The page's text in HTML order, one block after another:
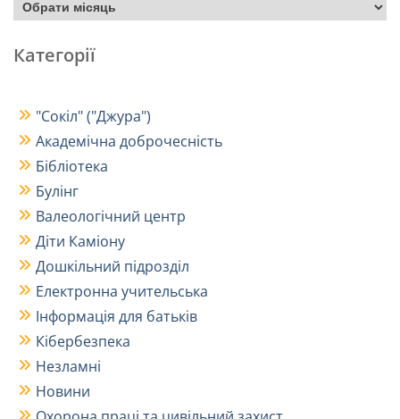
Категорії
"Сокіл" ("Джура")
Академічна доброчесність
Бібліотека
Булінг
Валеологічний центр
Діти Каміону
Дошкільний підрозділ
Електронна учительська
Інформація для батьків
Кібербезпека
Незламні
Новини